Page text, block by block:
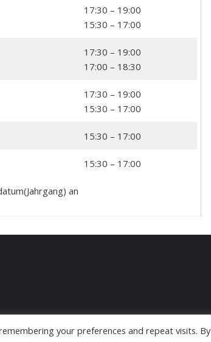
17:30 – 19:00
15:30 – 17:00
17:30 – 19:00
17:00 – 18:30
17:30 – 19:00
15:30 – 17:00
15:30 – 17:00
15:30 – 17:00
an
your preferences and repeat visits. By